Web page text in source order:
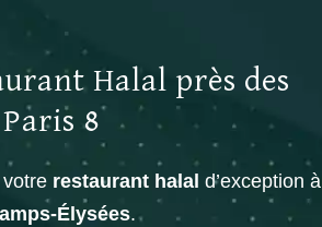
Halal près des
8
restaurant halal d’exception à
Élysées.